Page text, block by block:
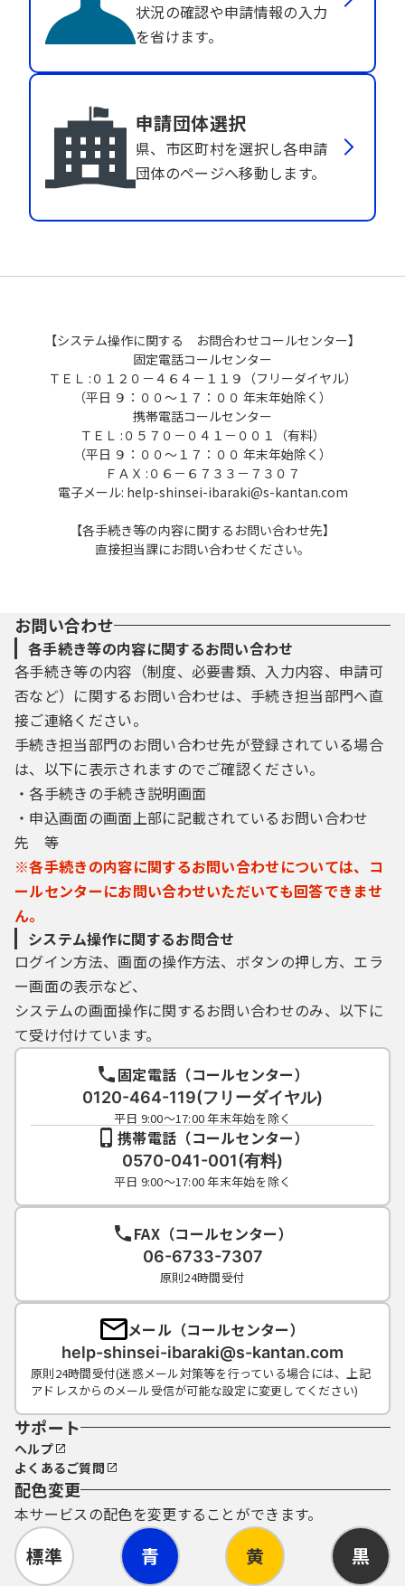
状況の確認や申請情報の入力
を省けます。
申請団体選択
県、市区町村を選択し各申請
団体のページへ移動します。
【システム操作に関する お問合わせコールセンター】
固定電話コールセンター
ＴＥＬ :０１２０－４６４－１１９（フリーダイヤル）
（平日 ９：００～１７：００ 年末年始除く）
携帯電話コールセンター
ＴＥＬ :０５７０－０４１－００１（有料）
（平日 ９：００～１７：００ 年末年始除く）
ＦＡＸ :０６－６７３３－７３０７
電子メール: help-shinsei-ibaraki@s-kantan.com
【各手続き等の内容に関するお問い合わせ先】
直接担当課にお問い合わせください。
お問い合わせ
各手続き等の内容に関するお問い合わせ
各手続き等の内容（制度、必要書類、入力内容、申請可
否など）に関するお問い合わせは、手続き担当部門へ直
接ご連絡ください。
手続き担当部門のお問い合わせ先が登録されている場合
は、以下に表示されますのでご確認ください。
・各手続きの手続き説明画面
・申込画面の画面上部に記載されているお問い合わせ
先 等
※各手続きの内容に関するお問い合わせについては、コ
ールセンターにお問い合わせいただいても回答できませ
ん。
システム操作に関するお問合せ
ログイン方法、画面の操作方法、ボタンの押し方、エラ
ー画面の表示など、
システムの画面操作に関するお問い合わせのみ、以下に
て受け付けています。
固定電話（コールセンター）
0120-464-119(フリーダイヤル)
平日 9:00～17:00 年末年始を除く
携帯電話（コールセンター）
0570-041-001(有料)
平日 9:00～17:00 年末年始を除く
FAX（コールセンター）
06-6733-7307
原則24時間受付
メール（コールセンター）
help-shinsei-ibaraki@s-kantan.com
原則24時間受付(迷惑メール対策等を行っている場合には、上記
アドレスからのメール受信が可能な設定に変更してください)
サポート
ヘルプ
よくあるご質問
配色変更
本サービスの配色を変更することができます。
標準 青 黄 黒